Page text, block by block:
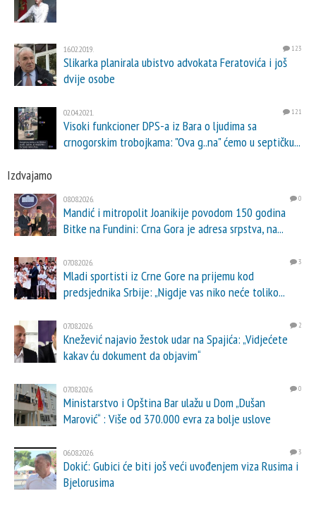
16.02.2019. 123
Slikarka planirala ubistvo advokata Feratovića i još
dvije osobe
02.04.2021. 121
Visoki funkcioner DPS-a iz Bara o ljudima sa
crnogorskim trobojkama: "Ova g..na" ćemo u septičku...
Izdvajamo
08.08.2026. 0
Mandić i mitropolit Joanikije povodom 150 godina
Bitke na Fundini: Crna Gora je adresa srpstva, na...
07.08.2026. 3
Mladi sportisti iz Crne Gore na prijemu kod
predsjednika Srbije: „Nigdje vas niko neće toliko...
07.08.2026. 2
Knežević najavio žestok udar na Spajića: „Vidjećete
kakav ću dokument da objavim“
07.08.2026. 0
Ministarstvo i Opština Bar ulažu u Dom „Dušan
Marović“ : Više od 370.000 evra za bolje uslove
06.08.2026. 3
Dokić: Gubici će biti još veći uvođenjem viza Rusima i
Bjelorusima